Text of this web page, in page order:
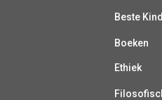
Beste
Boeken
Ethiek